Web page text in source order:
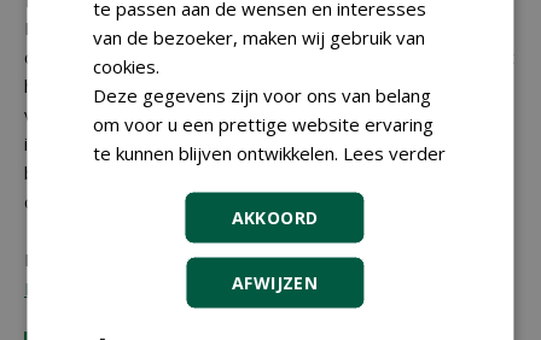
Platinum Blonde valt op door zijn bonte blad met gele,
crèmekleurige en lichtgroene tinten, waardoor de plant het
hele jaar sierwaarde heeft. De blauw-mauve bloemen
verspreiden een sterke lavendelgeur, trekken volop
insecten aan en verschijnen gedurende een lange
bloeiperiode op een compacte plant van 40 tot 60
centimeter hoog.
Kweker: Heco Young Plants,Vitroflora,Alkemade
Perennials
te passen aan de wensen en interesses
van de bezoeker, maken wij gebruik van
cookies.
Deze gegevens zijn voor ons van belang
om voor u een prettige website ervaring
te kunnen blijven ontwikkelen. Lees verder
AKKOORD
AFWIJZEN